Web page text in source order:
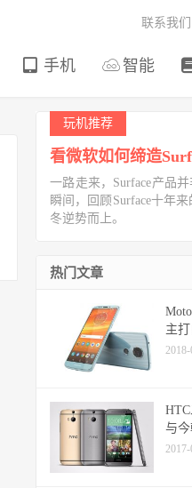
手机 智能
联系我们
玩机推荐
看微软如何缔造
一路走来，Surface产品
瞬间，回顾Surface十年
冬逆势而上。
热门文章
主
与